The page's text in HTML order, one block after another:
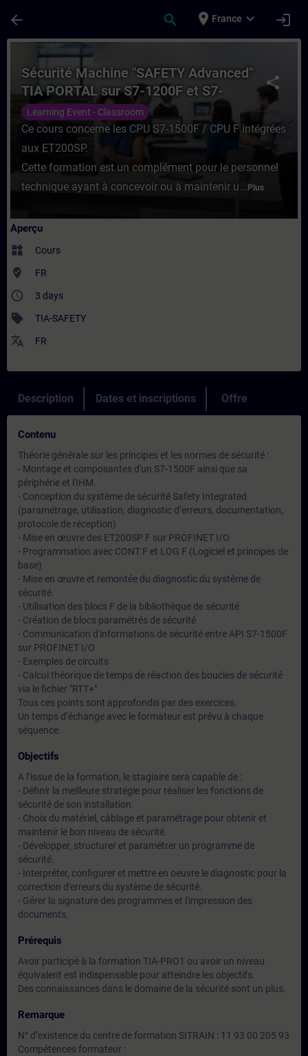
arrow_back search place France expand_more login
Cours - Sécurité Machine "SAFETY
share
Sécurité Machine "SAFETY Advanced"
TIA PORTAL sur S7-1200F et S7-
1500F
Learning Event - Classroom
Ce cours concerne les CPU S7-1500F / CPU F intégrées
aux ET200SP.
Cette formation est un complément pour le personnel
technique ayant à concevoir ou à maintenir u... Plus
Aperçu
widgets Cours
where_to_vote FR
access_time 3 days
sell TIA-SAFETY
translate FR
Description Dates et inscriptions Offre
Contenu
Théorie générale sur les principes et les normes de sécurité :
- Montage et composantes d'un S7-1500F ainsi que sa
périphérie et l'IHM.
- Conception du système de sécurité Safety Integrated
(paramétrage, utilisation, diagnostic d’erreurs, documentation,
protocole de réception)
- Mise en œuvre des ET200SP F sur PROFINET I/O
- Programmation avec CONT F et LOG F (Logiciel et principes de
base)
- Mise en œuvre et remontée du diagnostic du système de
sécurité.
- Utilisation des blocs F de la bibliothèque de sécurité
- Création de blocs paramétrés de sécurité
- Communication d'informations de sécurité entre API S7-1500F
sur PROFINET I/O
- Exemples de circuits
- Calcul théorique de temps de réaction des boucles de sécurité
via le fichier "RTT+"
Tous ces points sont approfondis par des exercices.
Un temps d’échange avec le formateur est prévu à chaque
séquence.
Objectifs
A l’issue de la formation, le stagiaire sera capable de :
- Définir la meilleure stratégie pour réaliser les fonctions de
sécurité de son installation.
- Choix du matériel, câblage et paramétrage pour obtenir et
maintenir le bon niveau de sécurité.
- Développer, structurer et paramétrer un programme de
sécurité.
- Interpréter, configurer et mettre en oeuvre le diagnostic pour la
correction d'erreurs du système de sécurité.
- Gérer la signature des programmes et l'impression des
documents.
Prérequis
Avoir participé à la formation TIA-PRO1 ou avoir un niveau
équivalent est indispensable pour atteindre les objectifs.
Des connaissances dans le domaine de la sécurité sont un plus.
Remarque
N° d’existence du centre de formation SITRAIN : 11 93 00 205 93
Compétences formateur :